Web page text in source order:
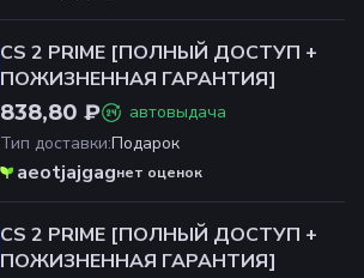
CS 2 PRIME [ПОЛНЫЙ ДОСТУП +
ПОЖИЗНЕННАЯ ГАРАНТИЯ]
838,80 ₽
автовыдача
Тип доставки:Подарок
aeotjajgagнет оценок
CS 2 PRIME [ПОЛНЫЙ ДОСТУП +
ПОЖИЗНЕННАЯ ГАРАНТИЯ]